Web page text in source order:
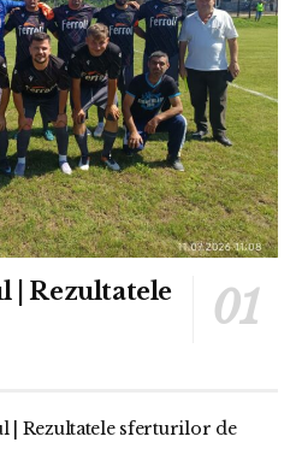
| Rezultatele
| Rezultatele sferturilor de